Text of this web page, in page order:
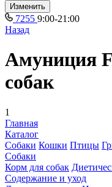
Изменить
7255 9:00-21:00
Назад
Амуниция
собак
1
Главная
Каталог
Собаки Кошки Птицы
Собаки
Корм для собак
Содержание и уход